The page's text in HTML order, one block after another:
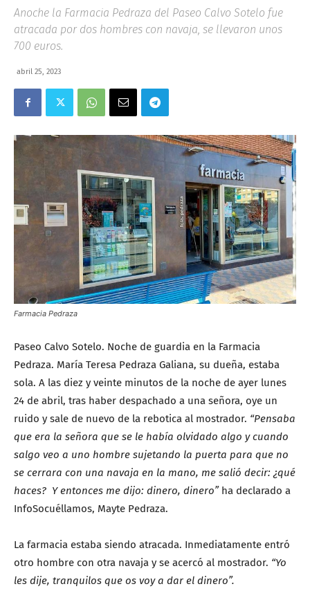
Anoche la Farmacia Pedraza del Paseo Calvo Sotelo fue
atracada por dos hombres con navaja, se llevaron unos
700 euros.
abril 25, 2023
Farmacia Pedraza
Paseo Calvo Sotelo. Noche de guardia en la Farmacia
Pedraza. María Teresa Pedraza Galiana, su dueña, estaba
sola. A las diez y veinte minutos de la noche de ayer lunes
24 de abril, tras haber despachado a una señora, oye un
ruido y sale de nuevo de la rebotica al mostrador. “Pensaba
que era la señora que se le había olvidado algo y cuando
salgo veo a uno hombre sujetando la puerta para que no
se cerrara con una navaja en la mano, me salió decir: ¿qué
haces? Y entonces me dijo: dinero, dinero” ha declarado a
InfoSocuéllamos, Mayte Pedraza.
La farmacia estaba siendo atracada. Inmediatamente entró
otro hombre con otra navaja y se acercó al mostrador. “Yo
les dije, tranquilos que os voy a dar el dinero”.